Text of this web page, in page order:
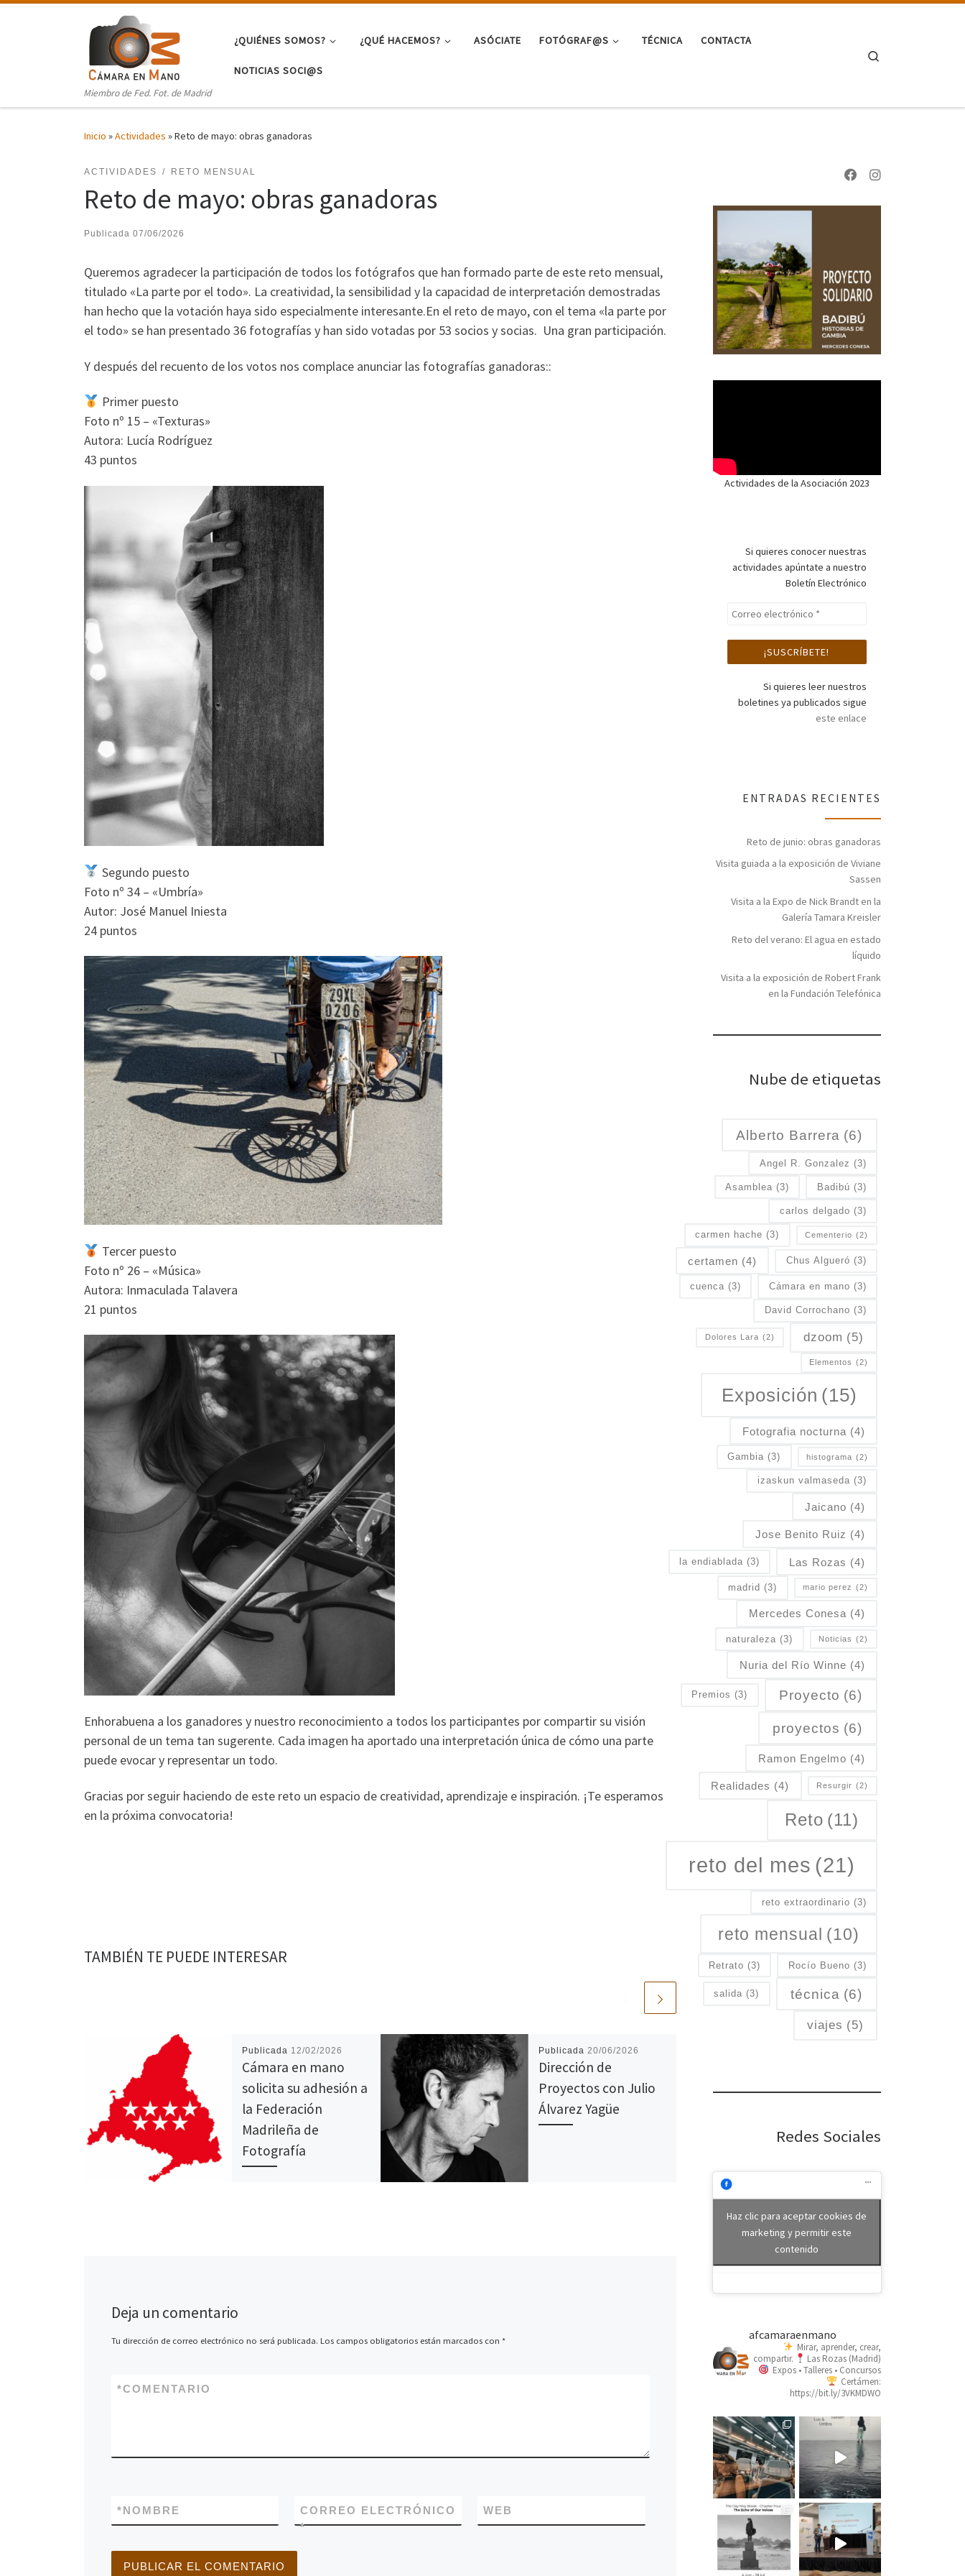
Miembro de Fed. Fot. de Madrid
¿QUIÉNES SOMOS? ¿QUÉ HACEMOS? ASÓCIATE FOTÓGRAF@S TÉCNICA CONTACTA
NOTICIAS SOCI@S
Inicio »Actividades »Reto de mayo: obras ganadoras
ACTIVIDADES RETO MENSUAL
Reto de mayo: obras ganadoras
Publicada 07/06/2026
Queremos agradecer la participación de todos los fotógrafos que han formado parte de este reto mensual,
titulado «La parte por el todo». La creatividad, la sensibilidad y la capacidad de interpretación demostradas
han hecho que la votación haya sido especialmente interesante.En el reto de mayo, con el tema «la parte por
el todo» se han presentado 36 fotografías y han sido votadas por 53 socios y socias. Una gran participación.
Y después del recuento de los votos nos complace anunciar las fotografías ganadoras::
Primer puesto
Foto nº 15 – «Texturas»
Autora: Lucía Rodríguez
43 puntos
Segundo puesto
Foto nº 34 – «Umbría»
Autor: José Manuel Iniesta
24 puntos
Tercer puesto
Foto nº 26 – «Música»
Autora: Inmaculada Talavera
21 puntos
Enhorabuena a los ganadores y nuestro reconocimiento a todos los participantes por compartir su visión
personal de un tema tan sugerente. Cada imagen ha aportado una interpretación única de cómo una parte
puede evocar y representar un todo.
Gracias por seguir haciendo de este reto un espacio de creatividad, aprendizaje e inspiración. ¡Te esperamos
en la próxima convocatoria!
TAMBIÉN TE PUEDE INTERESAR
Publicada 12/02/2026
Cámara en mano
solicita su adhesión a
la Federación
Madrileña de
Fotografía
Publicada 20/06/2026
Dirección de
Proyectos con Julio
Álvarez Yagüe
año nuevo chino
El año nuevo chino este año
2023 se ha celebrado el 22 de
realizado varios eventos
Deja un comentario
Tu dirección de correo electrónico no será publicada. Los campos obligatorios están marcados con *
COMENTARIO
*
NOMBRE
*
CORREO ELECTRÓNICO
*
WEB
Actividades de la Asociación 2023
Si quieres conocer nuestras
actividades apúntate a nuestro
Boletín Electrónico
Si quieres leer nuestros
boletines ya publicados sigue
este enlace
ENTRADAS RECIENTES
Reto de junio: obras ganadoras
Visita guiada a la exposición de Viviane
Sassen
Visita a la Expo de Nick Brandt en la
Galería Tamara Kreisler
Reto del verano: El agua en estado
líquido
Visita a la exposición de Robert Frank
en la Fundación Telefónica
Nube de etiquetas
Alberto Barrera (6)
Angel R. Gonzalez (3)
Asamblea (3) Badibú (3)
carlos delgado (3)
carmen hache (3) Cementerio (2)
certamen (4) Chus Algueró (3)
cuenca (3) Cámara en mano (3)
David Corrochano (3)
Dolores Lara (2) dzoom (5)
Elementos (2)
Exposición (15)
Fotografia nocturna (4)
Gambia (3) histograma (2)
izaskun valmaseda (3)
Jaicano (4)
Jose Benito Ruiz (4)
la endiablada (3) Las Rozas (4)
madrid (3) mario perez (2)
Mercedes Conesa (4)
naturaleza (3) Noticias (2)
Nuria del Río Winne (4)
Premios (3) Proyecto (6)
proyectos (6)
Ramon Engelmo (4)
Realidades (4) Resurgir (2)
Reto (11)
reto del mes (21)
reto extraordinario (3)
reto mensual (10)
Retrato (3) Rocío Bueno (3)
salida (3) técnica (6)
viajes (5)
Redes Sociales
Haz clic para aceptar cookies de
marketing y permitir este
contenido
afcamaraenmano
Mirar, aprender, crear,
compartir.
Las Rozas (Madrid)
Expos • Talleres • Concursos
Certámen:
https://bit.ly/3VKMDWO